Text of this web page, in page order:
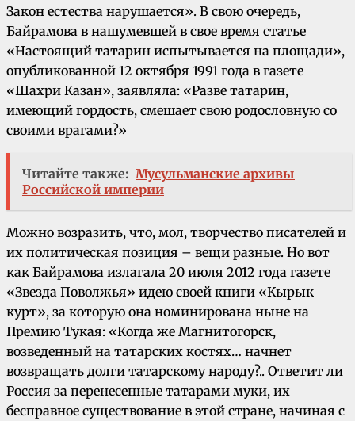
Закон естества нарушается». В свою очередь,
Байрамова в нашумевшей в свое время статье
«Настоящий татарин испытывается на площади»,
опубликованной 12 октября 1991 года в газете
«Шахри Казан», заявляла: «Разве татарин,
имеющий гордость, смешает свою родословную со
своими врагами?»
Читайте также: Мусульманские архивы
Российской империи
Можно возразить, что, мол, творчество писателей и
их политическая позиция – вещи разные. Но вот
как Байрамова излагала 20 июля 2012 года газете
«Звезда Поволжья» идею своей книги «Кырык
курт», за которую она номинирована ныне на
Премию Тукая: «Когда же Магнитогорск,
возведенный на татарских костях… начнет
возвращать долги татарскому народу?.. Ответит ли
Россия за перенесенные татарами муки, их
бесправное существование в этой стране, начиная с